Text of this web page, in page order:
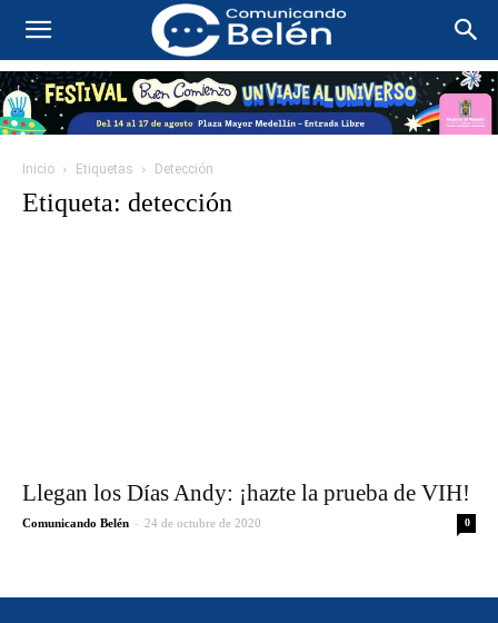
Inicio Etiquetas Detección
Etiqueta: detección
Llegan los Días Andy: ¡hazte la prueba de VIH!
Comunicando Belén - 24 de octubre de 2020 0